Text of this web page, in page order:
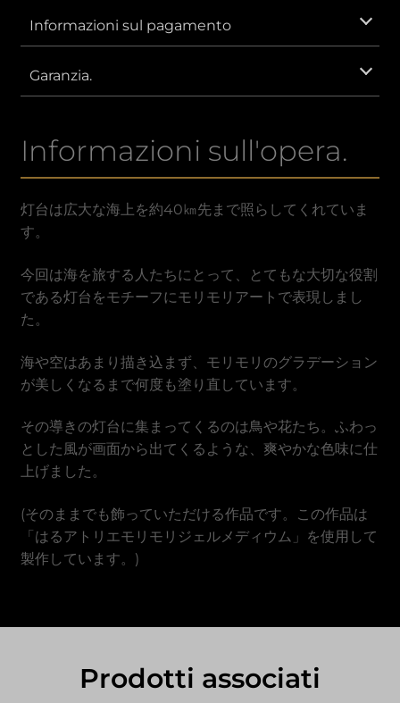
IDR
KRW
MXN
Peso messicano
Riyal sauditi
Informazioni sul pagamento
Garanzia.
Informazioni sull'opera.
灯台は広大な海上を約40㎞先まで照らしてくれていま
す。
今回は海を旅する人たちにとって、とてもな大切な役割
である灯台をモチーフにモリモリアートで表現しまし
た。
海や空はあまり描き込まず、モリモリのグラデーション
が美しくなるまで何度も塗り直しています。
その導きの灯台に集まってくるのは鳥や花たち。ふわっ
とした風が画面から出てくるような、爽やかな色味に仕
上げました。
(そのままでも飾っていただける作品です。この作品は
「はるアトリエモリモリジェルメディウム」を使用して
製作しています。)
Prodotti associati